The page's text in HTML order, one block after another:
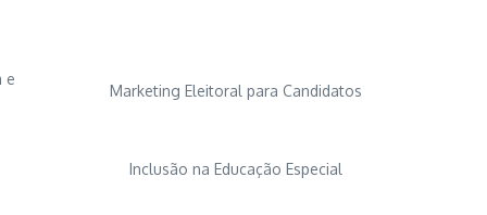
e
Marketing Eleitoral para Candidatos
Inclusão na Educação Especial